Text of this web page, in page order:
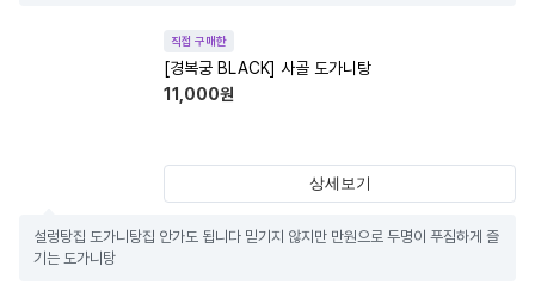
직접 구매한
[경복궁 BLACK] 사골 도가니탕
11,000원
상세보기
설렁탕집 도가니탕집 안가도 됩니다 믿기지 않지만 만원으로 두명이 푸짐하게 즐
기는 도가니탕